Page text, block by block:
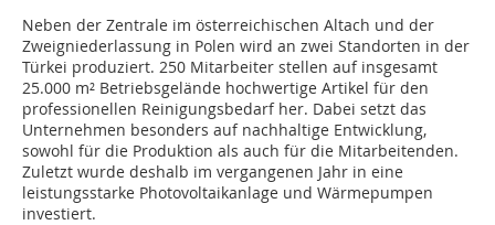
Neben der Zentrale im österreichischen Altach und der
Zweigniederlassung in Polen wird an zwei Standorten in der
Türkei produziert. 250 Mitarbeiter stellen auf insgesamt
25.000 m² Betriebsgelände hochwertige Artikel für den
professionellen Reinigungsbedarf her. Dabei setzt das
Unternehmen besonders auf nachhaltige Entwicklung,
sowohl für die Produktion als auch für die Mitarbeitenden.
Zuletzt wurde deshalb im vergangenen Jahr in eine
leistungsstarke Photovoltaikanlage und Wärmepumpen
investiert.